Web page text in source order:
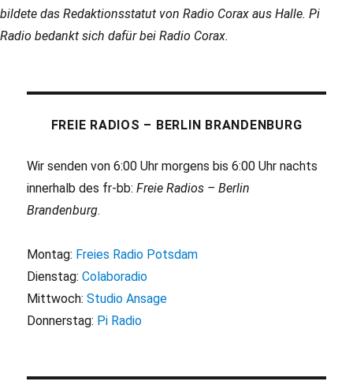
bildete das Redaktionsstatut von Radio Corax aus Halle. Pi
Radio bedankt sich dafür bei Radio Corax.
FREIE RADIOS – BERLIN BRANDENBURG
Wir senden von 6:00 Uhr morgens bis 6:00 Uhr nachts
innerhalb des fr-bb:Freie Radios – Berlin
Brandenburg.
Montag: Freies Radio Potsdam
Dienstag:Colaboradio
Mittwoch:Studio Ansage
Donnerstag: Pi Radio